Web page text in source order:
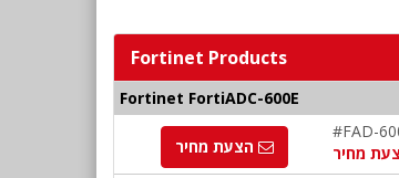
Fortinet Products
Fortinet FortiADC-600E
#FAD-
מחיר הצעת מחיר